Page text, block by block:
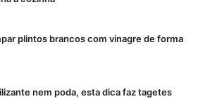
plintos brancos com vinagre de forma
nem poda, esta dica faz tagetes